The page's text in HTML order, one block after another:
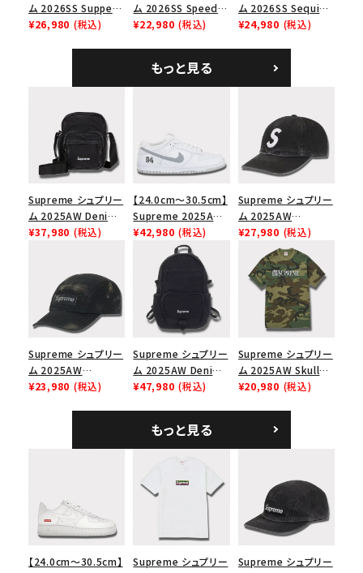
ム 2026SS Supper
Tee サパーTシャツ
¥26,980 (税込)
ム 2026SS Speed
Tee スピードTシャツ
¥22,980 (税込)
ム 2026SS Sequin
Denim Classic
シックロゴ 6パネルキ
ャップ ブラック
¥24,980 (税込)
もっと見る
Supreme シュプリー
ム 2025AW Denim
Shoulder Bag デニ
¥37,980 (税込)
【24.0cm～30.5cm】
Supreme 2025AW
Nike SB Dunk Low
ナイキ SB ダンク ロ
ー スニーカー ホワイ
¥42,980 (税込)
Supreme シュプリー
ム 2025AW
Pigment Coated
2-Tone S Logo 6-
Panel Cap ピグメン
トコーテッド 2トーン
エスロゴ 6パネルキャ
ップ ブラック
¥27,980 (税込)
Supreme シュプリー
ム 2025AW
Overdyed Camp
¥23,980 (税込)
Supreme シュプリー
ム 2025AW Denim
Backpack デニム バ
¥47,980 (税込)
Supreme シュプリー
ム 2025AW Skull
Tee スカル Tシャ
¥20,980 (税込)
もっと見る
【24.0cm～30.5cm】
Supreme シュプリー
Supreme シュプリー